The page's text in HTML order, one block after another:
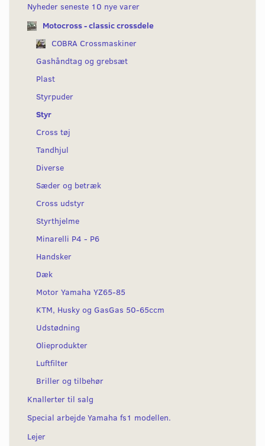
Nyheder seneste 10 nye varer
Motocross - classic crossdele
COBRA Crossmaskiner
Gashåndtag og grebsæt
Plast
Styrpuder
Styr
Cross tøj
Tandhjul
Diverse
Sæder og betræk
Cross udstyr
Styrthjelme
Minarelli P4 - P6
Handsker
Dæk
Motor Yamaha YZ65-85
KTM, Husky og GasGas 50-65ccm
Udstødning
Olieprodukter
Luftfilter
Briller og tilbehør
Knallerter til salg
Special arbejde Yamaha fs1 modellen.
Lejer